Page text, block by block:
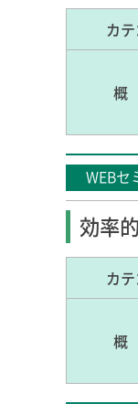
カ
概
WEBセ
効率
カ
概